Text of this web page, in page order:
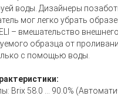
воды. Дизайнеры
мог легко убрать
– вмешательство
образца от
с помощью воды.
Brix 58.0 … 90.0%